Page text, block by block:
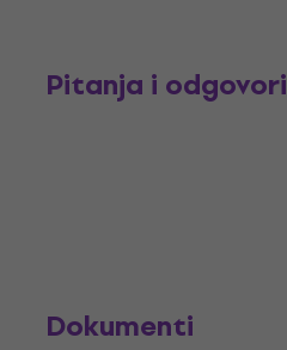
Pitanja i odgovori
Dokumenti